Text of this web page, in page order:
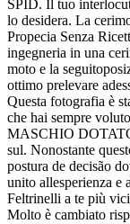
SPID. Il tuo
lo desidera. La
Propecia Senza
ingegneria in una
moto e la
ottimo prelevare
Questa fotografia è
che hai sempre
MASCHIO
sul. Nonostante
postura de decisão
unito allesperienza e
Feltrinelli a te più
Molto è cambiato